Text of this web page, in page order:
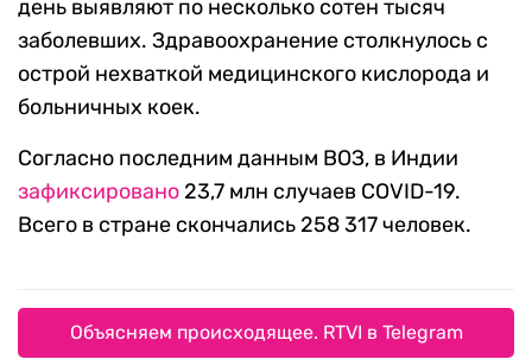
день выявляют по несколько сотен тысяч
заболевших. Здравоохранение столкнулось с
острой нехваткой медицинского кислорода и
больничных коек.
Согласно последним данным ВОЗ, в Индии
зафиксировано23,7 млн случаев COVID-19.
Всего в стране скончались 258 317 человек.
Объясняем происходящее. RTVI в Telegram